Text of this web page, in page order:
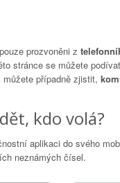
prozvoněni z
stránce se můžete
případně zjistit,
kdo volá?
aplikaci do svého
neznámých čísel.